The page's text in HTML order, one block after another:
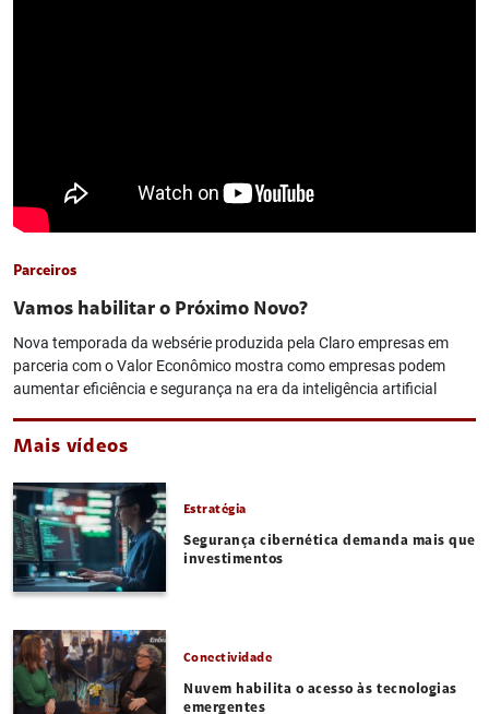
Parceiros
Vamos habilitar o Próximo Novo?
Nova temporada da websérie produzida pela Claro empresas em
parceria com o Valor Econômico mostra como empresas podem
aumentar eficiência e segurança na era da inteligência artificial
Mais vídeos
Estratégia
Segurança cibernética demanda mais que
investimentos
Conectividade
Nuvem habilita o acesso às tecnologias
emergentes